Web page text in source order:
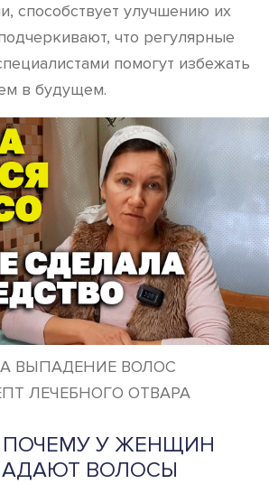
способствует улучшению их
что регулярные
помогут избежать
в будущем.
ВЫПАДЕНИЕ ВОЛОС
ЛЕЧЕБНОГО ОТВАРА
ПОЧЕМУ У ЖЕНЩИН
ВОЛОСЫ